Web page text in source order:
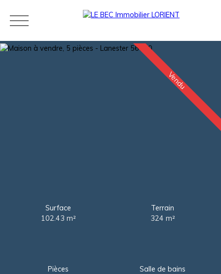
Vendu
Surface
102.43 m²
Terrain
324 m²
Pièces
Salle de bains